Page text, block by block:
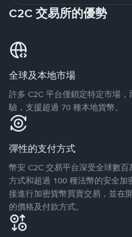
C2C 交易所的優勢
全球及本地市場
許多 C2C 平台僅鎖定特定市場
驗，支援超過 70 種本地貨幣。
彈性的支付方式
幣安 C2C 交易平台深受全球數
方式和超過 100 種法幣的安全加
接進行加密貨幣買賣交易，並在
的價格及付款方式。